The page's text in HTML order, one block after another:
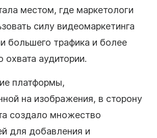
местом, где маркетологи
силу видеомаркетинга
большего трафика и более
охвата аудитории.
платформы,
на изображения, в сторону
создало множество
для добавления и